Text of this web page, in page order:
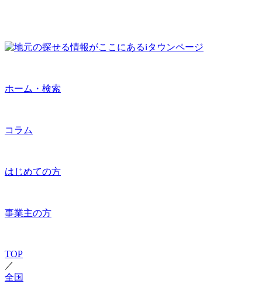
ホーム・検索
コラム
はじめての方
事業主の方
TOP
／
全国